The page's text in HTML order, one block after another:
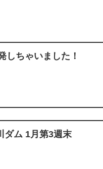
しちゃいました！
ダム 1月第3週末